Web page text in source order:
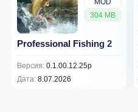
MOD
304 MB
Professional Fishing 2
Версия: 0.1.00.12.25p
Дата: 8.07.2026